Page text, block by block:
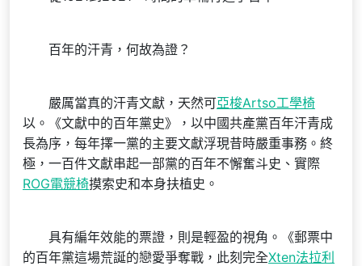
百年的汗青，何故為證？
嚴厲當真的汗青文獻，天然可亞梭Artso工學椅
以。《文獻中的百年黨史》，以中國共產黨百年汗青成
長為序，每年擇一黨的主要文獻浮現昔時嚴重事務。終
極，一百件文獻串起一部黨的百年不懈奮斗史、實際
ROG電競椅摸索史和本身扶植史。
具有編年效能的票證，則是輕盈的視角。《郵票中
的百年黨這場荒誕的戀愛爭奪戰，此刻完全Xten法拉利